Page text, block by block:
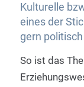
Kulturelle
eines der
gern
So ist das